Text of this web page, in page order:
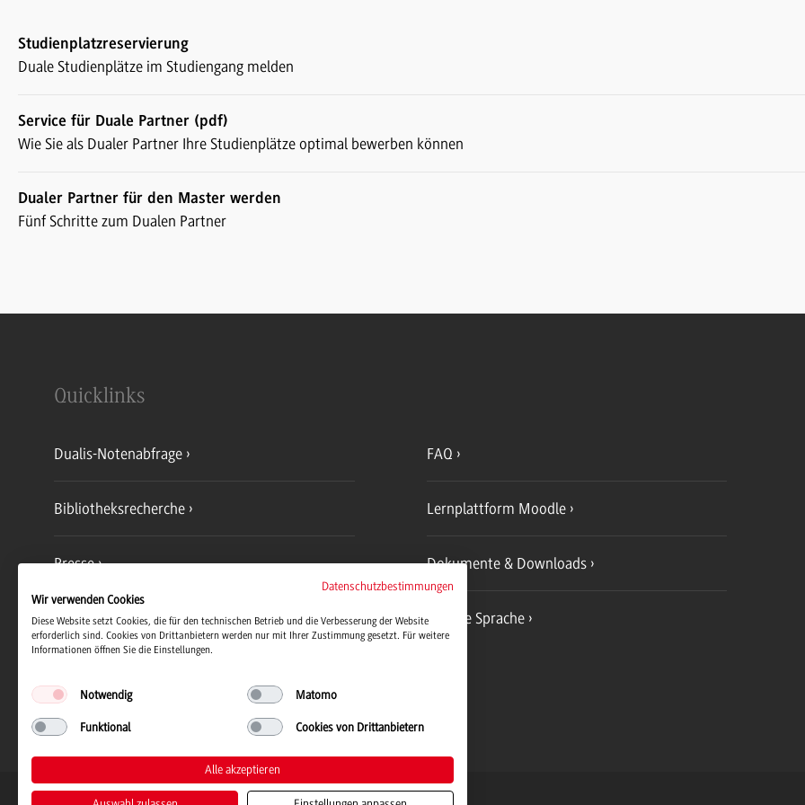
Studienplatzreservierung
Duale Studienplätze im Studiengang melden
Service für Duale Partner (pdf)
Wie Sie als Dualer Partner Ihre Studienplätze optimal bewerben können
Dualer Partner für den Master werden
Fünf Schritte zum Dualen Partner
Quicklinks
Dualis-Notenabfrage FAQ
Bibliotheksrecherche Lernplattform Moodle
Presse Dokumente & Downloads
Jobs und Karriere Leichte Sprache
Datenschutzbestimmungen
Wir verwenden Cookies
Diese Website setzt Cookies, die für den technischen Betrieb und die Verbesserung der Website
erforderlich sind. Cookies von Drittanbietern werden nur mit Ihrer Zustimmung gesetzt. Für weitere
Informationen öffnen Sie die Einstellungen.
Notwendig Matomo
Funktional Cookies von Drittanbietern
Alle akzeptieren